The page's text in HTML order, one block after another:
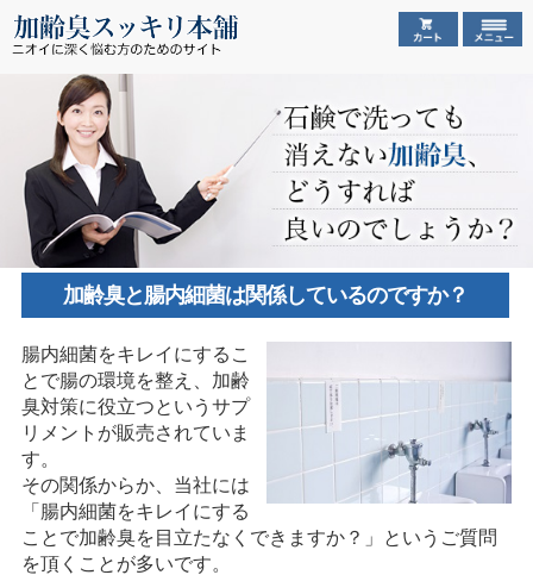
加齢臭と腸内細菌は関係しているのですか？
腸内細菌をキレイにするこ
とで腸の環境を整え、加齢
臭対策に役立つというサプ
リメントが販売されていま
す。
その関係からか、当社には
「腸内細菌をキレイにする
ことで加齢臭を目立たなくできますか？」というご質問
を頂くことが多いです。